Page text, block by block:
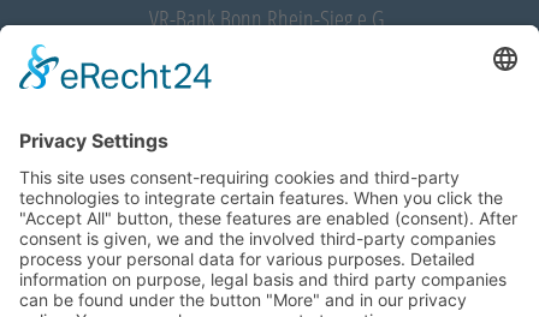
VR-Bank Bonn Rhein-Sieg e.G.
IBAN: DE28 3706 9520 0032 5350 11
BIC: GENODED1RST
START
VEREIN
WINTERLAUFSERIE
ABTEILUNGEN
NEWS